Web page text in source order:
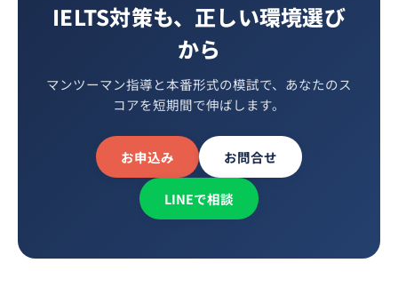
IELTS対策も、正しい環境選び
から
マンツーマン指導と本番形式の模試で、あなたのス
コアを短期間で伸ばします。
お申込み お問合せ
LINEで相談